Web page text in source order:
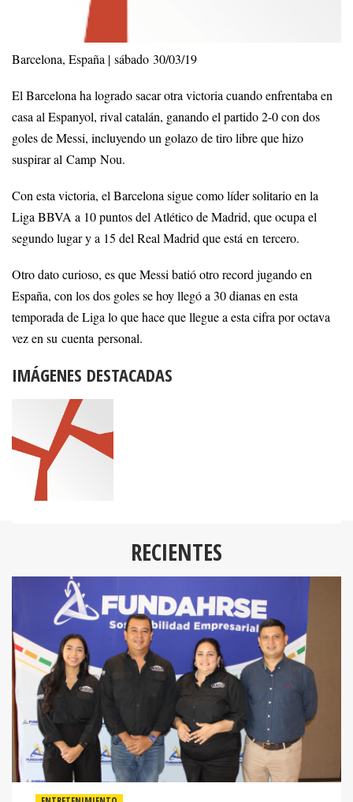
Barcelona, España | sábado 30/03/19
El Barcelona ha logrado sacar otra victoria cuando enfrentaba en
casa al Espanyol, rival catalán, ganando el partido 2-0 con dos
goles de Messi, incluyendo un golazo de tiro libre que hizo
suspirar al Camp Nou.
Con esta victoria, el Barcelona sigue como líder solitario en la
Liga BBVA a 10 puntos del Atlético de Madrid, que ocupa el
segundo lugar y a 15 del Real Madrid que está en tercero.
Otro dato curioso, es que Messi batió otro record jugando en
España, con los dos goles se hoy llegó a 30 dianas en esta
temporada de Liga lo que hace que llegue a esta cifra por octava
vez en su cuenta personal.
IMÁGENES DESTACADAS
RECIENTES